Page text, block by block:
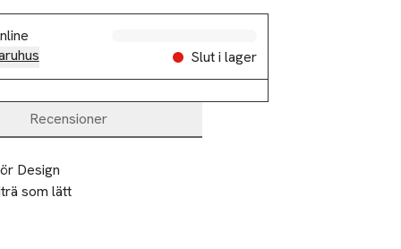
Slut i lager
Recensioner
Design
som lätt